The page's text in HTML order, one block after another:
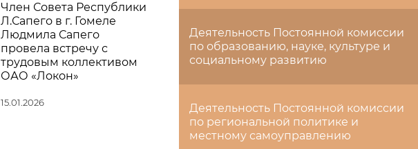
Член Совета Республики
Л.Сапего в г. Гомеле
Людмила Сапего
провела встречу с
трудовым коллективом
ОАО «Локон»
15.01.2026
Деятельность Постоянной комиссии
по образованию, науке, культуре и
социальному развитию
Деятельность Постоянной комиссии
по региональной политике и
местному самоуправлению